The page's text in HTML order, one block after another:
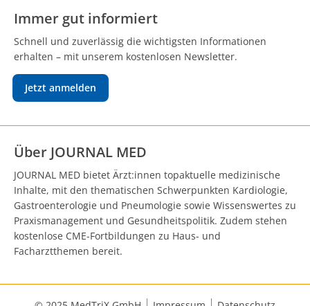
Immer gut informiert
Schnell und zuverlässig die wichtigsten Informationen
erhalten – mit unserem kostenlosen Newsletter.
Jetzt anmelden
Über JOURNAL MED
JOURNAL MED bietet Ärzt:innen topaktuelle medizinische
Inhalte, mit den thematischen Schwerpunkten Kardiologie,
Gastroenterologie und Pneumologie sowie Wissenswertes zu
Praxismanagement und Gesundheitspolitik. Zudem stehen
kostenlose CME-Fortbildungen zu Haus- und
Facharztthemen bereit.